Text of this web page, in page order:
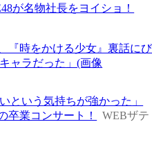
が名物社長をヨイショ！
『時をかける少女』裏話にび
ャラだった」(画像
という気持ちが強かった」
卒業コンサート！
WEBザテ